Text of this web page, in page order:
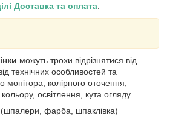
Доставка та оплата
можуть трохи відрізнятися від
технічних особливостей та
колірного оточення,
освітлення, кута огляду.
(шпалери, фарба, шпаклівка)